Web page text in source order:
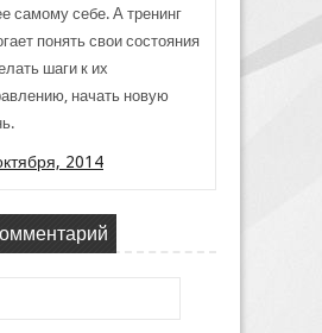
самому себе. А тренинг
понять свои состояния
шаги к их
начать новую
2014